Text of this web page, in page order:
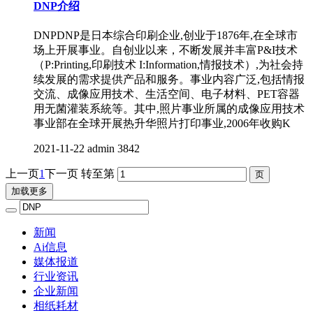
DNP介绍
DNPDNP是日本综合印刷企业,创业于1876年,在全球市
场上开展事业。自创业以来，不断发展并丰富P&I技术
（P:Printing,印刷技术 I:Information,情报技术）,为社会持
续发展的需求提供产品和服务。事业内容广泛,包括情报
交流、成像应用技术、生活空间、电子材料、PET容器
用无菌灌装系統等。其中,照片事业所属的成像应用技术
事业部在全球开展热升华照片打印事业,2006年收购K
2021-11-22 admin 3842
上一页1下一页 转至第
加载更多
新闻
Ai信息
媒体报道
行业资讯
企业新闻
相纸耗材